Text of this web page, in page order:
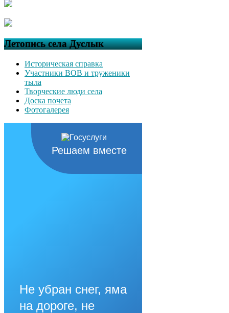
Летопись села Дуслык
Историческая справка
Участники ВОВ и труженики
тыла
Творческие люди села
Доска почета
Фотогалерея
Решаем вместе
Не убран снег, яма
на дороге, не